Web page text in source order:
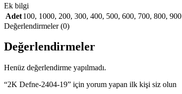
Ek bilgi
Adet100, 1000, 200, 300, 400, 500, 600, 700, 800, 900
Değerlendirmeler (0)
Değerlendirmeler
Henüz değerlendirme yapılmadı.
“2K Defne-2404-19” için yorum yapan ilk kişi siz olun